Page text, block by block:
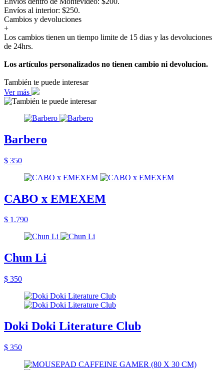
Envíos al interior: $250.
Cambios y devoluciones
+
Los cambios tienen un tiempo limite de 15 dias y las devoluciones
de 24hrs.
Los artículos personalizados no tienen cambio ni devolucion.
También te puede interesar
Ver más
Barbero
$ 350
CABO x EMEXEM
$ 1.790
Chun Li
$ 350
Doki Doki Literature Club
$ 350